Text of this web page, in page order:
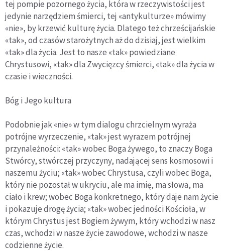
tej pompie pozornego życia, która w rzeczywistości jest
jedynie narzędziem śmierci, tej «antykulturze» mówimy
«nie», by krzewić kulturę życia. Dlatego też chrześcijańskie
«tak», od czasów starożytnych aż do dzisiaj, jest wielkim
«tak» dla życia. Jest to nasze «tak» powiedziane
Chrystusowi, «tak» dla Zwycięzcy śmierci, «tak» dla życia w
czasie i wieczności.
Bóg i Jego kultura
Podobnie jak «nie» w tym dialogu chrzcielnym wyraża
potrójne wyrzeczenie, «tak» jest wyrazem potrójnej
przynależności: «tak» wobec Boga żywego, to znaczy Boga
Stwórcy, stwórczej przyczyny, nadającej sens kosmosowi i
naszemu życiu; «tak» wobec Chrystusa, czyli wobec Boga,
który nie pozostał w ukryciu, ale ma imię, ma słowa, ma
ciało i krew; wobec Boga konkretnego, który daje nam życie
i pokazuje drogę życia; «tak» wobec jedności Kościoła, w
którym Chrystus jest Bogiem żywym, który wchodzi w nasz
czas, wchodzi w nasze życie zawodowe, wchodzi w nasze
codzienne życie.